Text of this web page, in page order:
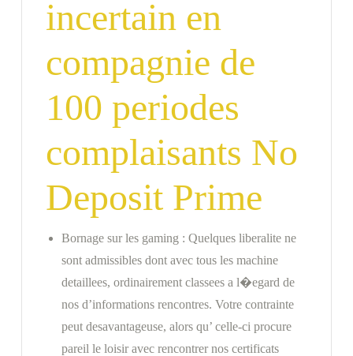
incertain en
compagnie de
100 periodes
complaisants No
Deposit Prime
Bornage sur les gaming : Quelques liberalite ne
sont admissibles dont avec tous les machine
detaillees, ordinairement classees a l�egard de
nos d’informations rencontres. Votre contrainte
peut desavantageuse, alors qu’ celle-ci procure
pareil le loisir avec rencontrer nos certificats